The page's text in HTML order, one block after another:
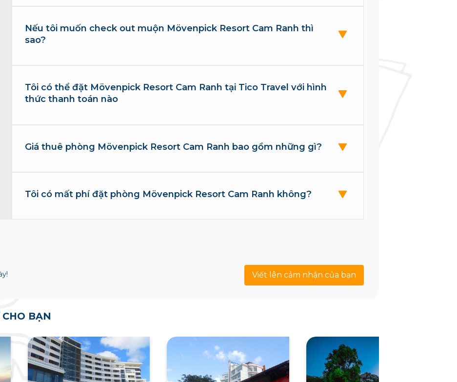
Nếu tôi muốn check out muộn Mövenpick Resort Cam Ranh thì
sao?
Tôi có thể đặt Mövenpick Resort Cam Ranh tại Tico Travel với hình
thức thanh toán nào
Giá thuê phòng Mövenpick Resort Cam Ranh bao gồm những gì?
Tôi có mất phí đặt phòng Mövenpick Resort Cam Ranh không?
Viết lên cảm nhận của bạn
BẠN